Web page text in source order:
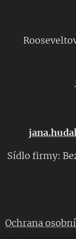
Sídlo firmy:
Ochrana